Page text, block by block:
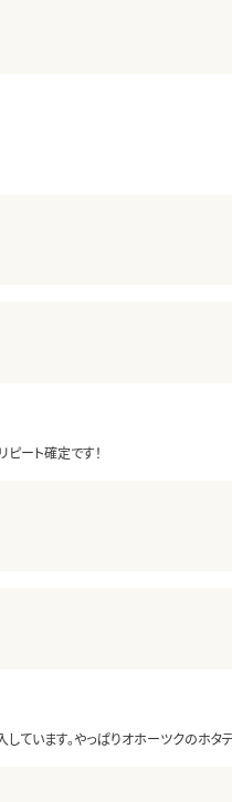
ピート確定です！
ています。やっぱりオホーツクのホタ